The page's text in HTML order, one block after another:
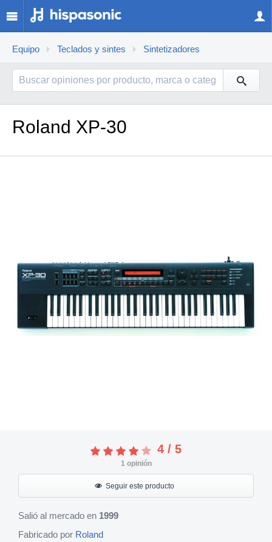
Equipo Teclados y sintes Sintetizadores
Roland XP-30
4 / 5
1opinión
Seguir este producto
Salió al mercado en 1999
Fabricado por Roland